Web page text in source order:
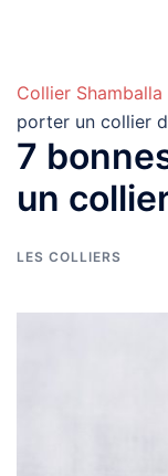
Collier Shamballa
porter un collier
7
un
LES COLLIERS